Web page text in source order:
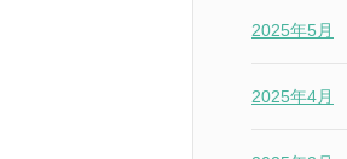
2025年5月
2025年4月